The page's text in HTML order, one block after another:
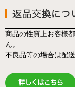
商品の性質上お客様
ん。
不良品等の場合は配